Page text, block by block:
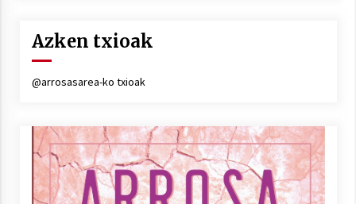
Azken txioak
@arrosasarea-ko txioak